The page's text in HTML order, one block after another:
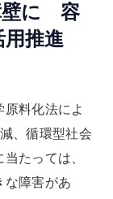
壁に 容
推進
料化法によ
、循環型社会
たっては、
な障害があ